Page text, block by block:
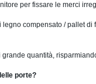
per fissare le merci
compensato / pallet
quantità,
porte?